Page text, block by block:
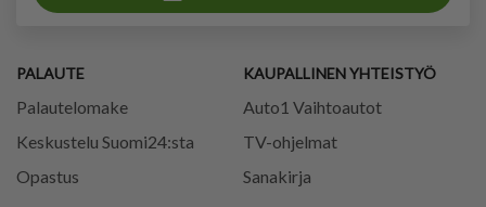
PALAUTE
Palautelomake
Keskustelu Suomi24:sta
Opastus
KAUPALLINEN YHTEISTYÖ
Auto1 Vaihtoautot
TV-ohjelmat
Sanakirja